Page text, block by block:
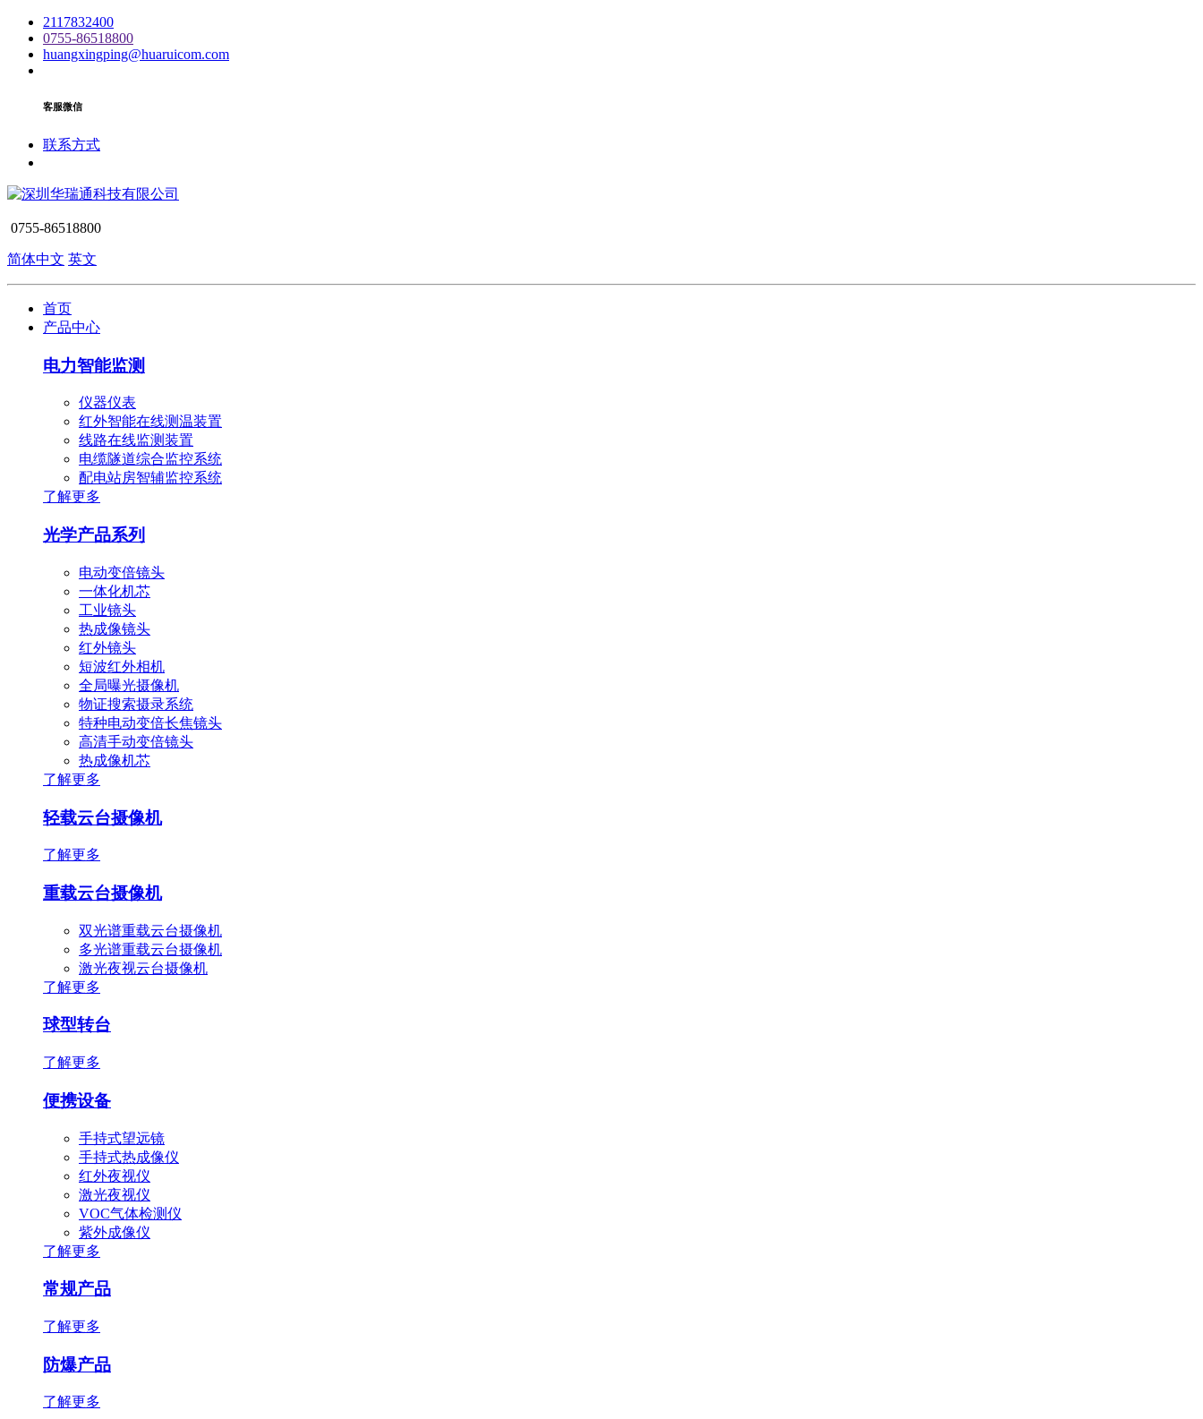
2117832400
0755-86518800
huangxingping@huaruicom.com
客服微信
联系方式
0755-86518800
简体中文 英文
首页
产品中心
电力智能监测
仪器仪表
红外智能在线测温装置
线路在线监测装置
电缆隧道综合监控系统
配电站房智辅监控系统
了解更多
光学产品系列
电动变倍镜头
一体化机芯
工业镜头
热成像镜头
红外镜头
短波红外相机
全局曝光摄像机
物证搜索摄录系统
特种电动变倍长焦镜头
高清手动变倍镜头
热成像机芯
了解更多
轻载云台摄像机
了解更多
重载云台摄像机
双光谱重载云台摄像机
多光谱重载云台摄像机
激光夜视云台摄像机
了解更多
球型转台
了解更多
便携设备
手持式望远镜
手持式热成像仪
红外夜视仪
激光夜视仪
VOC气体检测仪
紫外成像仪
了解更多
常规产品
了解更多
防爆产品
了解更多